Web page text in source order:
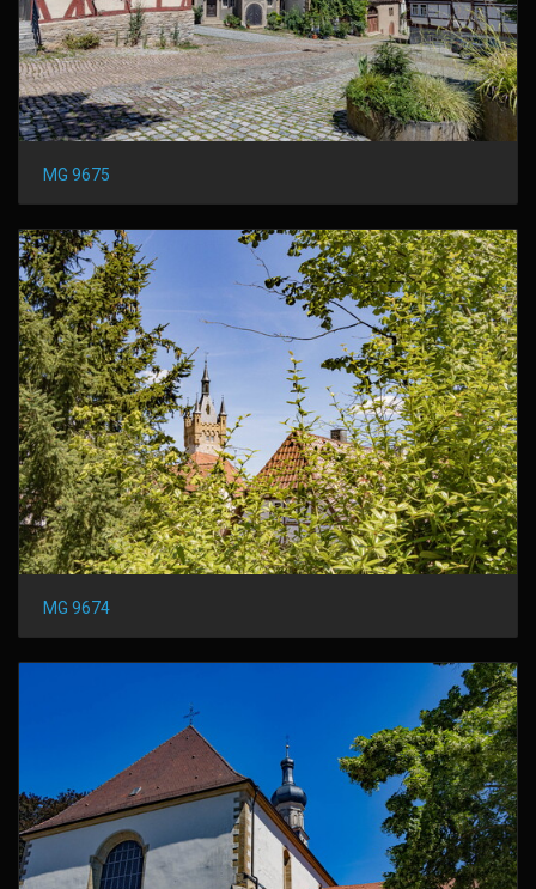
MG 9675
MG 9674